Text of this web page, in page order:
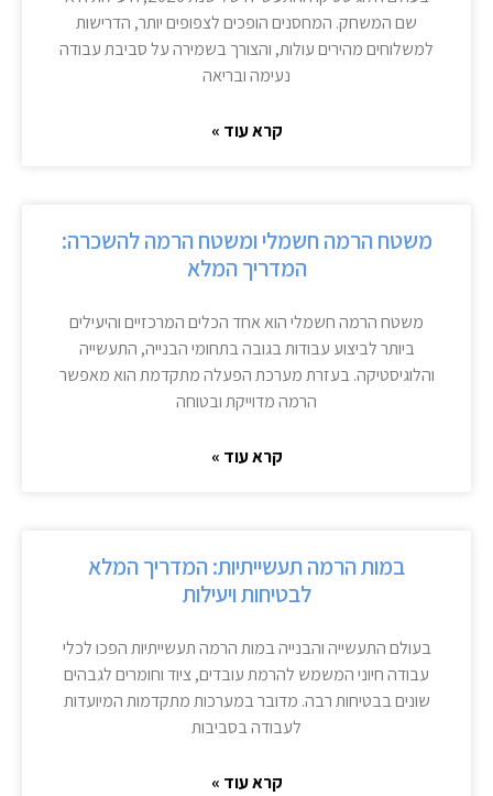
שם המשחק. המחסנים הופכים לצפופים יותר, הדרישות
למשלוחים מהירים עולות, והצורך בשמירה על סביבת עבודה
נעימה ובריאה
קרא עוד »
משטח הרמה חשמלי ומשטח הרמה להשכרה:
המדריך המלא
משטח הרמה חשמלי הוא אחד הכלים המרכזיים והיעילים
ביותר לביצוע עבודות בגובה בתחומי הבנייה, התעשייה
והלוגיסטיקה. בעזרת מערכת הפעלה מתקדמת הוא מאפשר
הרמה מדוייקת ובטוחה
קרא עוד »
במות הרמה תעשייתיות: המדריך המלא
לבטיחות ויעילות
בעולם התעשייה והבנייה במות הרמה תעשייתיות הפכו לכלי
עבודה חיוני המשמש להרמת עובדים, ציוד וחומרים לגבהים
שונים בבטיחות רבה. מדובר במערכות מתקדמות המיועדות
לעבודה בסביבות
קרא עוד »